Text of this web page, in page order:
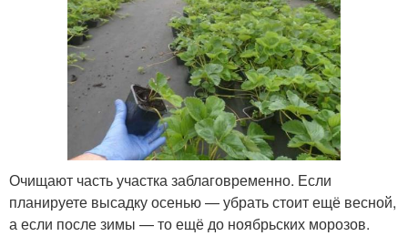
Очищают часть участка заблаговременно. Если
планируете высадку осенью — убрать стоит ещё весной,
а если после зимы — то ещё до ноябрьских морозов.